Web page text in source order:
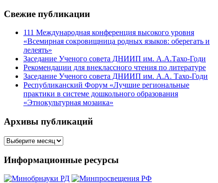
Свежие публикации
111 Международная конференция высокого уровня
«Всемирная сокровищница родных языков: оберегать и
лелеять»
Заседание Ученого совета ДНИИП им. А.А.Тахо-Годи
Рекомендации для внеклассного чтения по литературе
Заседание Ученого совета ДНИИП им. А.А. Тахо-Годи
Республиканский Форум «Лучшие региональные
практики в системе дошкольного образования
«Этнокультурная мозаика»
Архивы публикаций
Архивы
Информационные ресурсы